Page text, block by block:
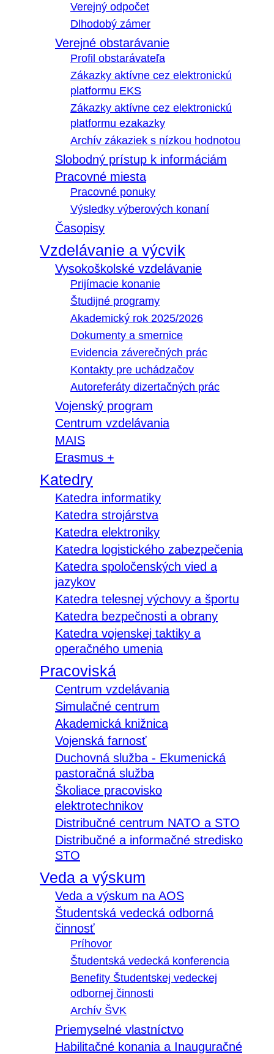
Verejný odpočet
Dlhodobý zámer
Verejné obstarávanie
Profil obstarávateľa
Zákazky aktívne cez elektronickú
platformu EKS
Zákazky aktívne cez elektronickú
platformu ezakazky
Archív zákaziek s nízkou hodnotou
Slobodný prístup k informáciám
Pracovné miesta
Pracovné ponuky
Výsledky výberových konaní
Časopisy
Vzdelávanie a výcvik
Vysokoškolské vzdelávanie
Prijímacie konanie
Študijné programy
Akademický rok 2025/2026
Dokumenty a smernice
Evidencia záverečných prác
Kontakty pre uchádzačov
Autoreferáty dizertačných prác
Vojenský program
Centrum vzdelávania
MAIS
Erasmus +
Katedry
Katedra informatiky
Katedra strojárstva
Katedra elektroniky
Katedra logistického zabezpečenia
Katedra spoločenských vied a
jazykov
Katedra telesnej výchovy a športu
Katedra bezpečnosti a obrany
Katedra vojenskej taktiky a
operačného umenia
Pracoviská
Centrum vzdelávania
Simulačné centrum
Akademická knižnica
Vojenská farnosť
Duchovná služba - Ekumenická
pastoračná služba
Školiace pracovisko
elektrotechnikov
Distribučné centrum NATO a STO
Distribučné a informačné stredisko
STO
Veda a výskum
Veda a výskum na AOS
Študentská vedecká odborná
činnosť
Príhovor
Študentská vedecká konferencia
Benefity Študentskej vedeckej
odbornej činnosti
Archív ŠVK
Priemyselné vlastníctvo
Habilitačné konania a Inauguračné